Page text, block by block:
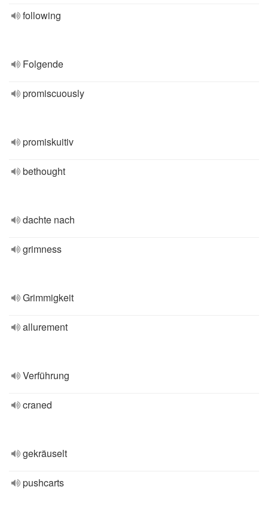
following
Folgende
promiscuously
promiskuitiv
bethought
dachte nach
grimness
Grimmigkeit
allurement
Verführung
craned
gekräuselt
pushcarts